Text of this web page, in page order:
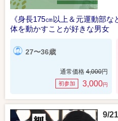
《身長175㎝以上＆元運動部な
体を動かすことが好きな男女
27〜36歳
通常価格 4,000円
初参加 3,000円
9/